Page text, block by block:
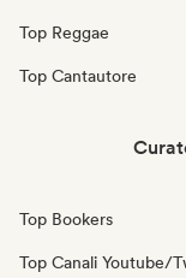
Top Reggae
Top Cantautore
Top Bookers
Top Canali Youtube/